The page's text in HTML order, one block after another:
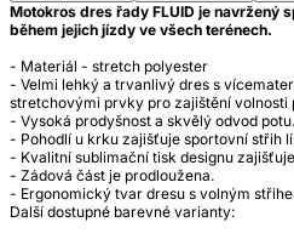
Motokros dres řady FLUID je navržený
během jejich jízdy ve všech terénech.
- Materiál - stretch polyester
- Velmi lehký a trvanlivý dres s
stretchovými prvky pro zajištění volnosti
- Vysoká prodyšnost a skvělý odvod potu.
- Pohodlí u krku zajišťuje sportovní střih
- Kvalitní sublimační tisk designu
- Zádová část je prodloužena.
- Ergonomický tvar dresu s volným
Další dostupné barevné varianty: